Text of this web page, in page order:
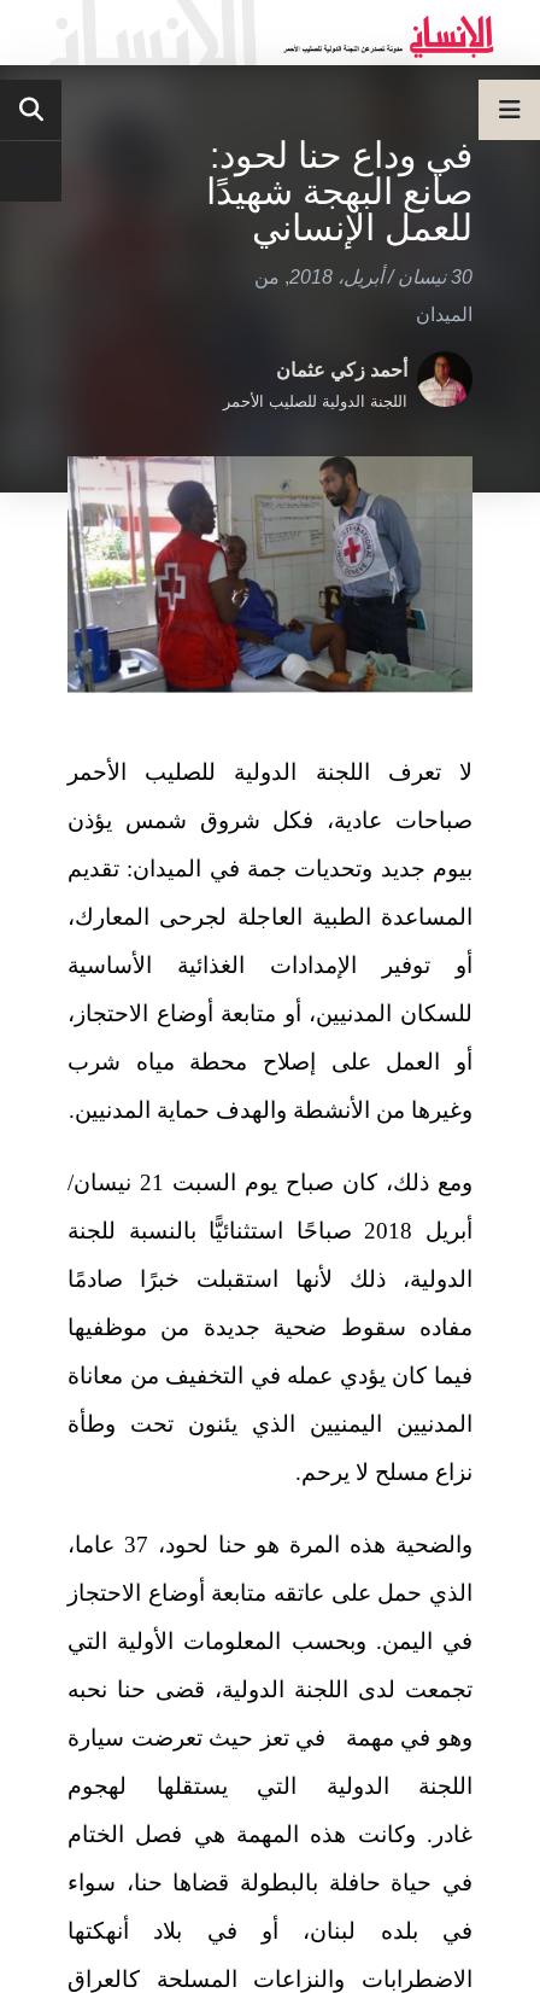
في وداع حنا لحود:
صانع البهجة شهيدًا
للعمل الإنساني
30 نيسان / أبريل، 2018 , من
الميدان
أحمد زكي عثمان
اللجنة الدولية للصليب الأحمر
لا تعرف اللجنة الدولية للصليب الأحمر
صباحات عادية، فكل شروق شمس يؤذن
بيوم جديد وتحديات جمة في الميدان: تقديم
المساعدة الطبية العاجلة لجرحى المعارك،
أو توفير الإمدادات الغذائية الأساسية
للسكان المدنيين، أو متابعة أوضاع الاحتجاز،
أو العمل على إصلاح محطة مياه شرب
وغيرها من الأنشطة والهدف حماية المدنيين.
ومع ذلك، كان صباح يوم السبت 21 نيسان/
أبريل 2018 صباحًا استثنائيًّا بالنسبة للجنة
الدولية، ذلك لأنها استقبلت خبرًا صادمًا
مفاده سقوط ضحية جديدة من موظفيها
فيما كان يؤدي عمله في التخفيف من معاناة
المدنيين اليمنيين الذي يئنون تحت وطأة
نزاع مسلح لا يرحم.
والضحية هذه المرة هو حنا لحود، 37 عاما،
الذي حمل على عاتقه متابعة أوضاع الاحتجاز
في اليمن. وبحسب المعلومات الأولية التي
تجمعت لدى اللجنة الدولية، قضى حنا نحبه
وهو في مهمة في تعز حيث تعرضت سيارة
اللجنة الدولية التي يستقلها لهجوم
غادر. وكانت هذه المهمة هي فصل الختام
في حياة حافلة بالبطولة قضاها حنا، سواء
في بلده لبنان، أو في بلاد أنهكتها
الاضطرابات والنزاعات المسلحة كالعراق